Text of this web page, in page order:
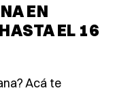
EN
EL 16
Acá te